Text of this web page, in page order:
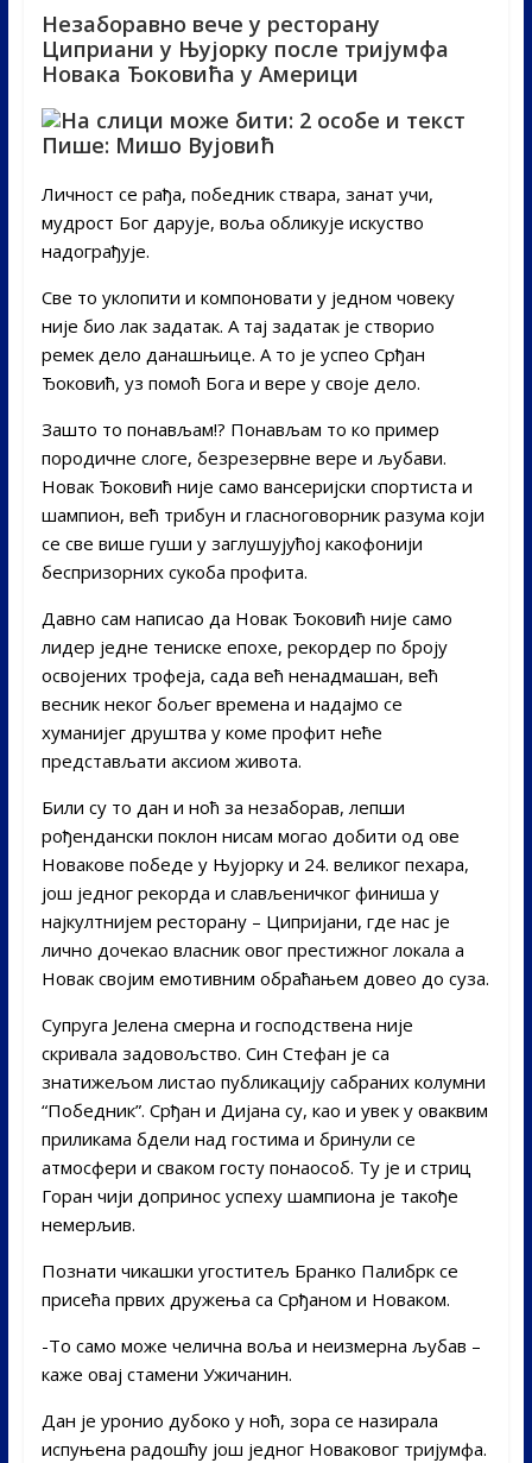
Незаборавно вече у ресторану
Циприани у Њујорку после тријумфа
Новака Ђоковића у Америци
Пише: Мишо Вујовић
Личност се рађа, победник ствара, занат учи,
мудрост Бог дарује, воља обликује искуство
надограђује.
Све то уклопити и компоновати у једном човеку
није био лак задатак. А тај задатак је створио
ремек дело данашњице. А то је успео Срђан
Ђоковић, уз помоћ Бога и вере у своје дело.
Зашто то понављам!? Понављам то ко пример
породичне слоге, безрезервне вере и љубави.
Новак Ђоковић није само вансеријски спортиста и
шампион, већ трибун и гласноговорник разума који
се све више гуши у заглушујућој какофонији
беспризорних сукоба профита.
Давно сам написао да Новак Ђоковић није само
лидер једне тениске епохе, рекордер по броју
освојених трофеја, сада већ ненадмашан, већ
весник неког бољег времена и надајмо се
хуманијег друштва у коме профит неће
представљати аксиом живота.
Били су то дан и ноћ за незаборав, лепши
рођендански поклон нисам могао добити од ове
Новакове победе у Њујорку и 24. великог пехара,
још једног рекорда и слављеничког финиша у
најкултнијем ресторану – Ципријани, где нас је
лично дочекао власник овог престижног локала а
Новак својим емотивним обраћањем довео до суза.
Супруга Јелена смерна и господствена није
скривала задовољство. Син Стефан је са
знатижељом листао публикацију сабраних колумни
“Победник”. Срђан и Дијана су, као и увек у оваквим
приликама бдели над гостима и бринули се
атмосфери и сваком госту понаособ. Ту је и стриц
Горан чији допринос успеху шампиона је такође
немерљив.
Познати чикашки угоститељ Бранко Палибрк се
присећа првих дружења са Срђаном и Новаком.
-То само може челична воља и неизмерна љубав –
каже овај стамени Ужичанин.
Дан је уронио дубоко у ноћ, зора се назирала
испуњена радошћу још једног Новаковог тријумфа.